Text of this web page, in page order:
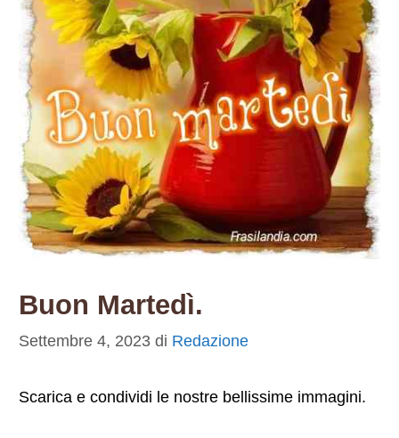
Buon Martedì.
Settembre 4, 2023 di Redazione
Scarica e condividi le nostre bellissime immagini.